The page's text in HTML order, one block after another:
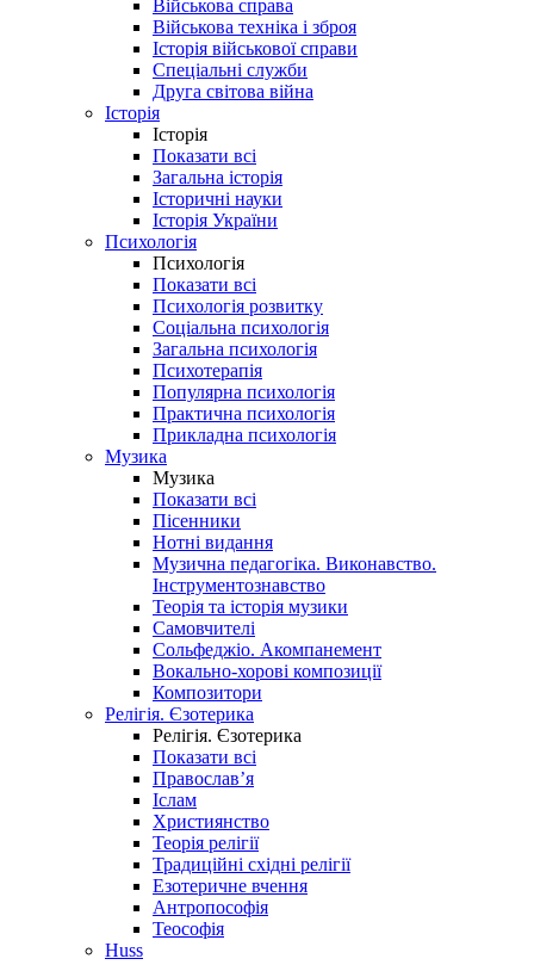
Військова справа
Військова техніка і зброя
Історія військової справи
Спеціальні служби
Друга світова війна
Історія
Історія
Показати всі
Загальна історія
Історичні науки
Історія України
Психологія
Психологія
Показати всі
Психологія розвитку
Соціальна психологія
Загальна психологія
Психотерапія
Популярна психологія
Практична психологія
Прикладна психологія
Музика
Музика
Показати всі
Пісенники
Нотні видання
Музична педагогіка. Виконавство.
Інструментознавство
Теорія та історія музики
Самовчителі
Сольфеджіо. Акомпанемент
Вокально-хорові композиції
Композитори
Релігія. Єзотерика
Релігія. Єзотерика
Показати всі
Православ’я
Іслам
Християнство
Теорія релігії
Традиційні східні релігії
Езотеричне вчення
Антропософія
Теософія
Huss